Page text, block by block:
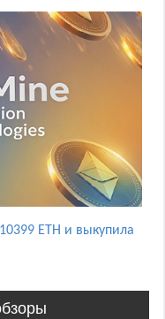
ETH и выкупила